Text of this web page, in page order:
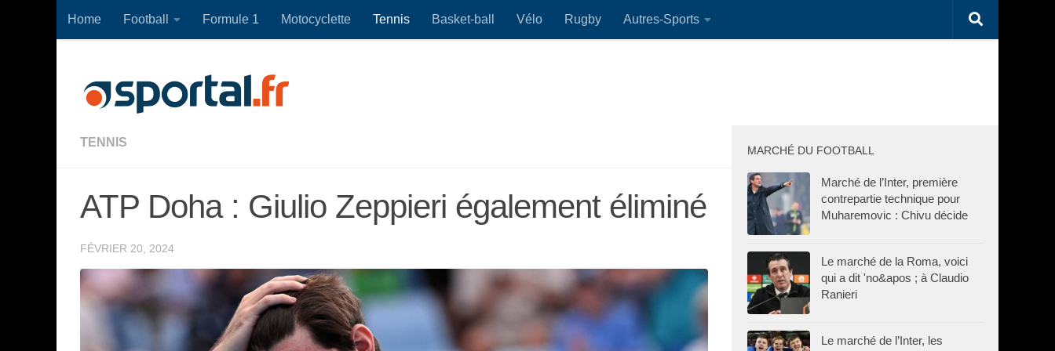
Skip to content
Home Football Formule 1 Motocyclette Tennis Basket-ball Vélo Rugby Autres-Sports
TENNIS
ATP Doha : Giulio Zeppieri également éliminé
FÉVRIER 20, 2024
MARCHÉ DU FOOTBALL
Marché de l’Inter, première
contrepartie technique pour
Muharemovic : Chivu décide
Le marché de la Roma, voici
qui a dit 'no&apos ; à Claudio
Ranieri
Le marché de l’Inter, les